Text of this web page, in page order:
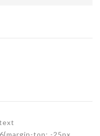
top: -25px